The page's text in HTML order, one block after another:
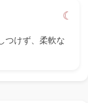
つけず、柔軟な